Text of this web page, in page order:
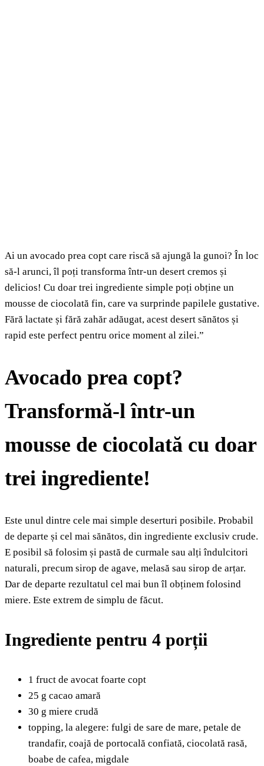
Ai un avocado prea copt care riscă să ajungă la gunoi? În loc
să-l arunci, îl poți transforma într-un desert cremos și
delicios! Cu doar trei ingrediente simple poți obține un
mousse de ciocolată fin, care va surprinde papilele gustative.
Fără lactate și fără zahăr adăugat, acest desert sănătos și
rapid este perfect pentru orice moment al zilei.”
Avocado prea copt?
Transformă-l într-un
mousse de ciocolată cu doar
trei ingrediente!
Este unul dintre cele mai simple deserturi posibile. Probabil
de departe și cel mai sănătos, din ingrediente exclusiv crude.
E posibil să folosim și pastă de curmale sau alți îndulcitori
naturali, precum sirop de agave, melasă sau sirop de arțar.
Dar de departe rezultatul cel mai bun îl obținem folosind
miere. Este extrem de simplu de făcut.
Ingrediente pentru 4 porții
1 fruct de avocat foarte copt
25 g cacao amară
30 g miere crudă
topping, la alegere: fulgi de sare de mare, petale de
trandafir, coajă de portocală confiată, ciocolată rasă,
boabe de cafea, migdale